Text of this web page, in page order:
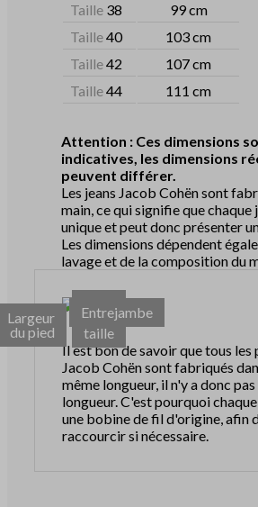
Taille 38
99 cm
Taille40
103 cm
Taille42
107 cm
Taille44 111 cm
Attention : Ces dimensions
indicatives, les dimensions
peuvent différer.
Les jeans Jacob Cohën sont
main, ce qui signifie que chaque
unique et peut donc présenter
Les dimensions dépendent
lavage et de la composition du
Tour
de
taille
Entrejambe
Largeur
du pied
Il est bon de savoir que tous les
Jacob Cohën sont fabriqués
même longueur, il n'y a donc
longueur. C'est pourquoi
une bobine de fil d'origine, afin
raccourcir si nécessaire.